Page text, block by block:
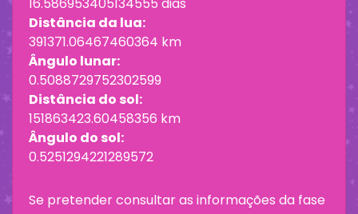
16.586953405134555 dias
Distância da lua:
391371.06467460364 km
Ângulo lunar:
0.5088729752302599
Distância do sol:
151863423.60458356 km
Ângulo do sol:
0.5251294221289572
Se pretender consultar as informações da fase